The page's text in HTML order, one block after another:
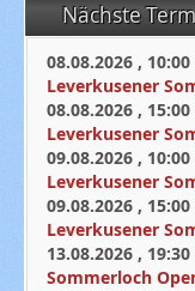
Nächste
08.08.2026 , 10:00
Leverkusener
08.08.2026 , 15:00
Leverkusener
09.08.2026 , 10:00
Leverkusener
09.08.2026 , 15:00
Leverkusener
13.08.2026 , 19:30
Sommerloch